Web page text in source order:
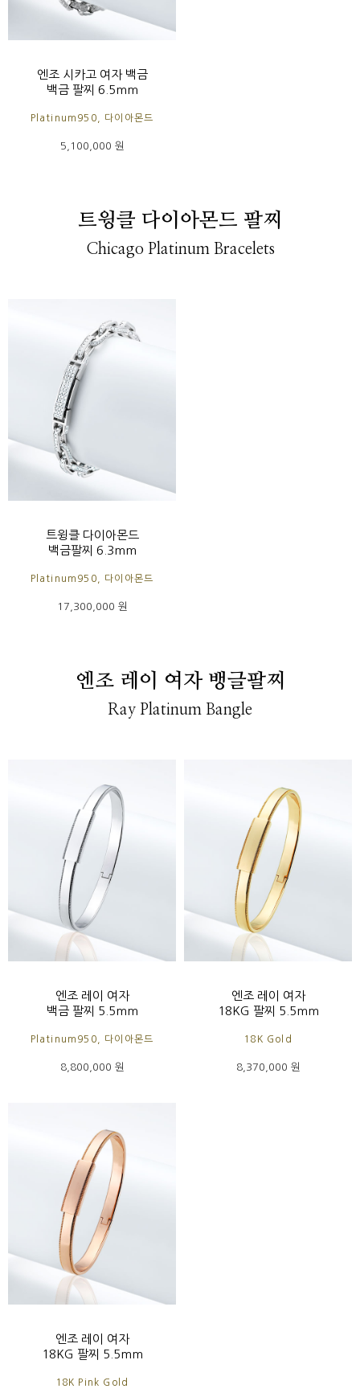
엔조 시카고 여자 백금
백금 팔찌 6.5mm
Platinum950, 다이아몬드
5,100,000 원
트윙클 다이아몬드 팔찌
Chicago Platinum Bracelets
트윙클 다이아몬드
백금팔찌 6.3mm
Platinum950, 다이아몬드
17,300,000 원
엔조 레이 여자 뱅글팔찌
Ray Platinum Bangle
엔조 레이 여자
백금 팔찌 5.5mm
Platinum950, 다이아몬드
8,800,000 원
엔조 레이 여자
18KG 팔찌 5.5mm
18K Gold
8,370,000 원
엔조 레이 여자
18KG 팔찌 5.5mm
18K Pink Gold